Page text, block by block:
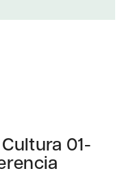
01-